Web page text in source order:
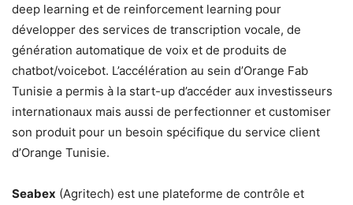
deep learning et de reinforcement learning pour
développer des services de transcription vocale, de
génération automatique de voix et de produits de
chatbot/voicebot. L’accélération au sein d’Orange Fab
Tunisie a permis à la start-up d’accéder aux investisseurs
internationaux mais aussi de perfectionner et customiser
son produit pour un besoin spécifique du service client
d’Orange Tunisie.
Seabex (Agritech) est une plateforme de contrôle et